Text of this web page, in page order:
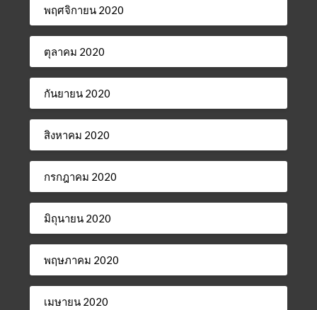
พฤศจิกายน 2020
ตุลาคม 2020
กันยายน 2020
สิงหาคม 2020
กรกฎาคม 2020
มิถุนายน 2020
พฤษภาคม 2020
เมษายน 2020